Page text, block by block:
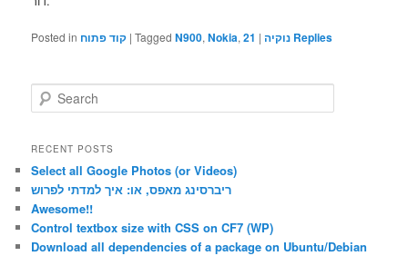
Posted in קוד פתוח |Tagged N900,Nokia, נוקיה |
21 Replies
e
r
h
RECENT POSTS
Select all Google Photos (or Videos)
ריברסינג מאפס, או: איך למדתי לפרוש
Awesome!!
Control textbox size with CSS on CF7 (WP)
Download all dependencies of a package on Ubuntu/Debian